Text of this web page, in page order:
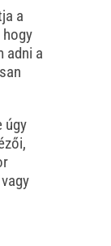
a
adni a
úgy